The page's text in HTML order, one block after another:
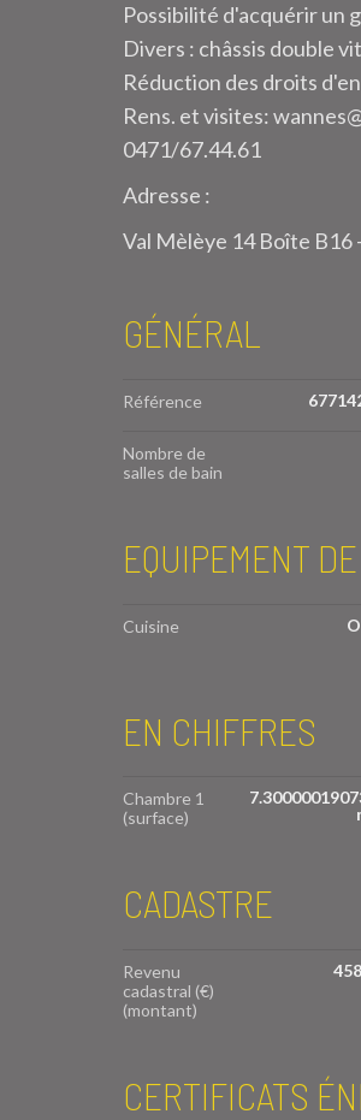
Possibilité d'acquérir un
Divers : châssis double
Réduction des droits
Rens. et visites:
0471/67.44.61
Adresse :
Val Mèlèye 14 Boîte B16
GÉNÉRAL
Référence
Nombre de
salles de bain
EQUIPEMENT
Cuisine
EN CHIFFRES
Chambre 1
(surface)
CADASTRE
Revenu
cadastral (€)
(montant)
CERTIFICATS